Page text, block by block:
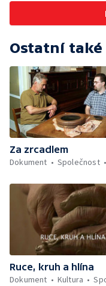
Ostatní
Za zrcadlem
Dokument
Společnost
Ruce, kruh a hlína
Dokument
Kultura